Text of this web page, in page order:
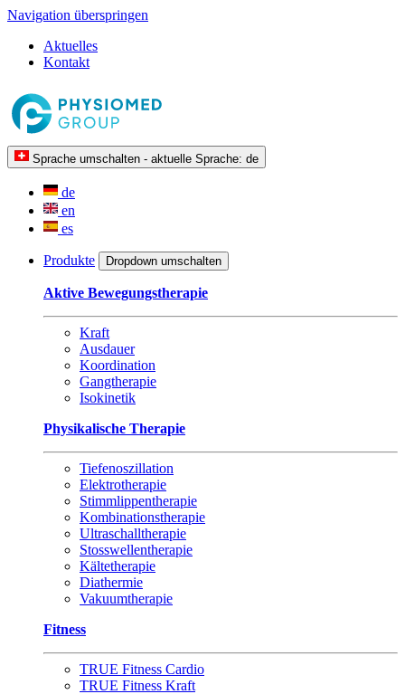
Navigation überspringen
Aktuelles
Kontakt
Sprache umschalten - aktuelle Sprache: de
de
en
es
Produkte Dropdown umschalten
Aktive Bewegungstherapie
Kraft
Ausdauer
Koordination
Gangtherapie
Isokinetik
Physikalische Therapie
Tiefenoszillation
Elektrotherapie
Stimmlippentherapie
Kombinationstherapie
Ultraschalltherapie
Stosswellentherapie
Kältetherapie
Diathermie
Vakuumtherapie
Fitness
TRUE Fitness Cardio
TRUE Fitness Kraft